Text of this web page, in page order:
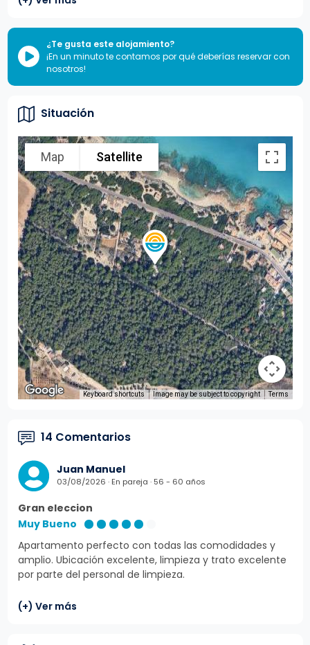
¿Te gusta este alojamiento?
¡En un minuto te contamos por qué deberías reservar con
nosotros!
Situación
Map Satellite
Keyboard shortcuts Image may be subject to copyright Terms
14 Comentarios
Juan Manuel
03/08/2026 · En pareja · 56 - 60 años
Gran eleccion
Muy Bueno
Apartamento perfecto con todas las comodidades y
amplio. Ubicación excelente, limpieza y trato excelente
por parte del personal de limpieza.
(+) Ver más